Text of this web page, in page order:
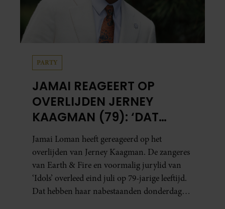
PARTY
JAMAI REAGEERT OP
OVERLIJDEN JERNEY
KAAGMAN (79): ‘DAT
VERTROUWEN ZAL IK
NOOIT VERGETEN’
Jamai Loman heeft gereageerd op het
overlijden van Jerney Kaagman. De zangeres
van Earth & Fire en voormalig jurylid van
‘Idols’ overleed eind juli op 79-jarige leeftijd.
Dat hebben haar nabestaanden donderdag